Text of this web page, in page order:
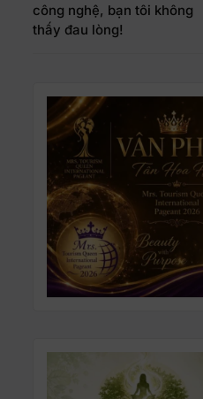
công nghệ, bạn tôi không
thấy đau lòng!